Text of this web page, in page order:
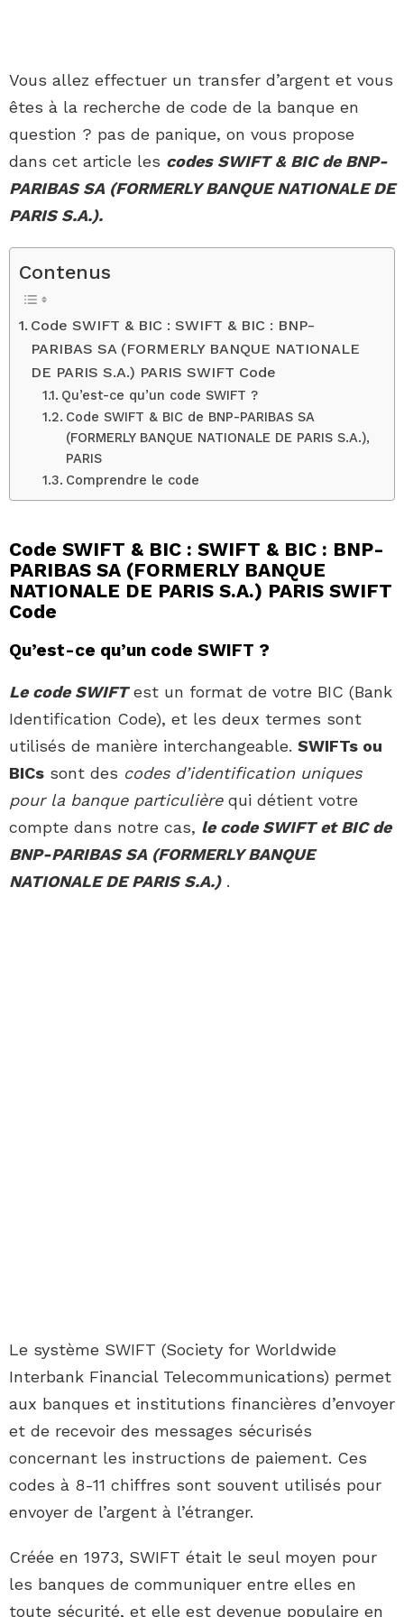
Vous allez effectuer un transfer d’argent et vous
êtes à la recherche de code de la banque en
question ? pas de panique, on vous propose
dans cet article les codes SWIFT & BIC de BNP-
PARIBAS SA (FORMERLY BANQUE NATIONALE DE
PARIS S.A.).
Contenus
Code SWIFT & BIC : SWIFT & BIC : BNP-
PARIBAS SA (FORMERLY BANQUE NATIONALE
DE PARIS S.A.) PARIS SWIFT Code
Qu’est-ce qu’un code SWIFT ?
Code SWIFT & BIC de BNP-PARIBAS SA
(FORMERLY BANQUE NATIONALE DE PARIS S.A.),
PARIS
Comprendre le code
Code SWIFT & BIC : SWIFT & BIC : BNP-
PARIBAS SA (FORMERLY BANQUE
NATIONALE DE PARIS S.A.) PARIS SWIFT
Code
Qu’est-ce qu’un code SWIFT ?
Le code SWIFTest un format de votre BIC (Bank
Identification Code), et les deux termes sont
utilisés de manière interchangeable. SWIFTs ou
BICs sont des codes d’identification uniques
pour la banque particulière qui détient votre
compte dans notre cas, le code SWIFT et BIC de
BNP-PARIBAS SA (FORMERLY BANQUE
NATIONALE DE PARIS S.A.).
Le système SWIFT (Society for Worldwide
Interbank Financial Telecommunications) permet
aux banques et institutions financières d’envoyer
et de recevoir des messages sécurisés
concernant les instructions de paiement. Ces
codes à 8-11 chiffres sont souvent utilisés pour
envoyer de l’argent à l’étranger.
Créée en 1973, SWIFT était le seul moyen pour
les banques de communiquer entre elles en
toute sécurité, et elle est devenue populaire en